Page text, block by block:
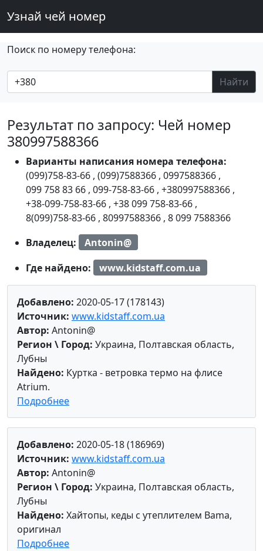
Узнай чей номер
Поиск по номеру телефона:
Найти
Результат по запросу: Чей номер
380997588366
Варианты написания номера телефона:
(099)758-83-66 , (099)7588366 , 0997588366 ,
099 758 83 66 , 099-758-83-66 , +380997588366 ,
+38-099-758-83-66 , +38 099 758-83-66 ,
8(099)758-83-66 , 80997588366 , 8 099 7588366
Владелец:
Antonin@
Где найдено:
www.kidstaff.com.ua
Добавлено: 2020-05-17 (178143)
Источник: www.kidstaff.com.ua
Автор: Antonin@
Регион \ Город: Украина, Полтавская область,
Лубны
Найдено: Куртка - ветровка термо на флисе
Atrium.
Подробнее
Добавлено: 2020-05-18 (186969)
Источник: www.kidstaff.com.ua
Автор: Antonin@
Регион \ Город: Украина, Полтавская область,
Лубны
Найдено: Хайтопы, кеды с утеплителем Bama,
оригинал
Подробнее